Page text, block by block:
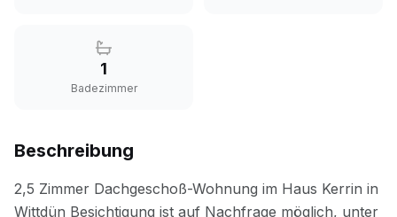
1
Badezimmer
Beschreibung